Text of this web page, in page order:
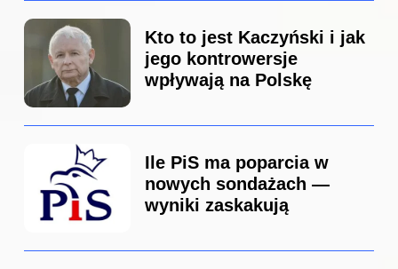
Kto to jest Kaczyński i jak
jego kontrowersje
wpływają na Polskę
Ile PiS ma poparcia w
nowych sondażach —
wyniki zaskakują